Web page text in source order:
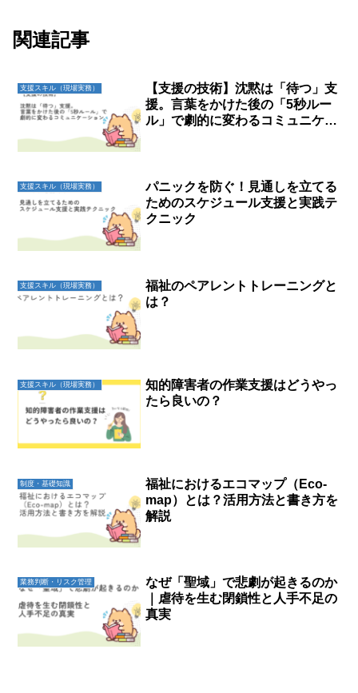
関連記事
支援スキル（現場実務）
【支援の技術】沈黙は「待つ」支
援。言葉をかけた後の「5秒ルー
ル」で劇的に変わるコミュニケー
支援スキル（現場実務）
パニックを防ぐ！見通しを立てる
ためのスケジュール支援と実践テ
クニック
支援スキル（現場実務）
福祉のペアレントトレーニングと
は？
支援スキル（現場実務）
知的障害者の作業支援はどうやっ
たら良いの？
制度・基礎知識
福祉におけるエコマップ（Eco-
map）とは？活用方法と書き方を
解説
業務判断・リスク管理
なぜ「聖域」で悲劇が起きるのか
｜虐待を生む閉鎖性と人手不足の
真実